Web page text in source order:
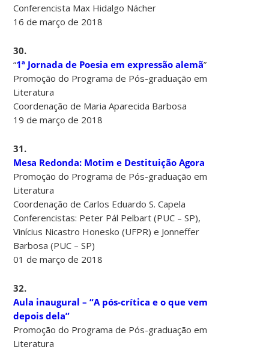
Conferencista Max Hidalgo Nácher
16 de março de 2018
30.
“1ª Jornada de Poesia em expressão alemã”
Promoção do Programa de Pós-graduação em
Literatura
Coordenação de Maria Aparecida Barbosa
19 de março de 2018
31.
Mesa Redonda: Motim e Destituição Agora
Promoção do Programa de Pós-graduação em
Literatura
Coordenação de Carlos Eduardo S. Capela
Conferencistas: Peter Pál Pelbart (PUC – SP),
Vinícius Nicastro Honesko (UFPR) e Jonneffer
Barbosa (PUC – SP)
01 de março de 2018
32.
Aula inaugural – “A pós-crítica e o que vem
depois dela”
Promoção do Programa de Pós-graduação em
Literatura